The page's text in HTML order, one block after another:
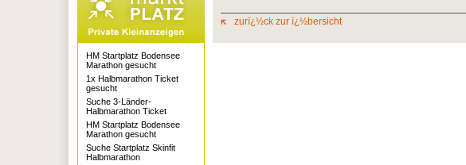
zurï¿½ck zur ï¿½bersicht
HM Startplatz Bodensee
Marathon gesucht
1x Halbmarathon Ticket
gesucht
Suche 3-Länder-
Halbmarathon Ticket
HM Startplatz Bodensee
Marathon gesucht
Suche Startplatz Skinfit
Halbmarathon